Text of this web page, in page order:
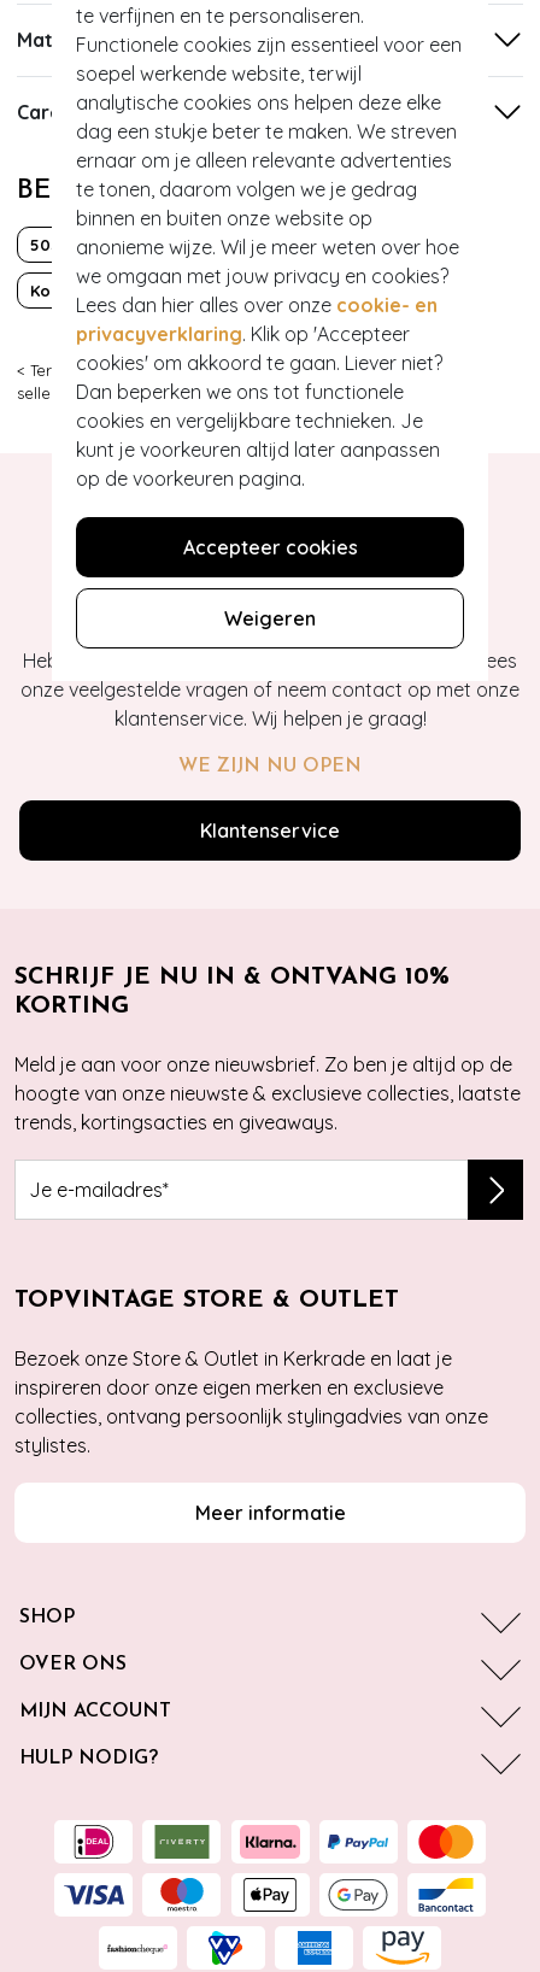
te verfijnen en te personaliseren.
Functionele cookies zijn essentieel voor een
soepel werkende website, terwijl
analytische cookies ons helpen deze elke
dag een stukje beter te maken. We streven
ernaar om je alleen relevante advertenties
te tonen, daarom volgen we je gedrag
binnen en buiten onze website op
anonieme wijze. Wil je meer weten over hoe
we omgaan met jouw privacy en cookies?
Lees dan hier alles over onze cookie- en
privacyverklaring. Klik op 'Accepteer
cookies' om akkoord te gaan. Liever niet?
Dan beperken we ons tot functionele
cookies en vergelijkbare technieken. Je
kunt je voorkeuren altijd later aanpassen
op de voorkeuren pagina.
Accepteer cookies
Weigeren
Materiaal
Care
BEKIJK MEER VAN
50s Classy chic Effen Grease
Korte mouw Over de knie Overslag
< Terug |Topvintage > Kleding > Jurken > Swing jurken >
sellers
>Vintage Chic for Topvintage >1
Hey gorgeous
Heb je vragen of heb je hulp nodig bij je bestelling? Lees
onze veelgestelde vragen of neem contact op met onze
klantenservice. Wij helpen je graag!
WE ZIJN NU OPEN
Klantenservice
SCHRIJF JE NU IN & ONTVANG 10%
KORTING
Meld je aan voor onze nieuwsbrief. Zo ben je altijd op de
hoogte van onze nieuwste & exclusieve collecties, laatste
trends, kortingsacties en giveaways.
TOPVINTAGE STORE & OUTLET
Bezoek onze Store & Outlet in Kerkrade en laat je
inspireren door onze eigen merken en exclusieve
collecties, ontvang persoonlijk stylingadvies van onze
stylistes.
Meer informatie
SHOP
OVER ONS
MIJN ACCOUNT
HULP NODIG?